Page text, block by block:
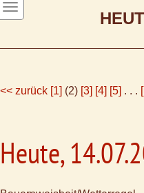
<< zurück [1] (2) [3] [4] [5] . . .
Heute,